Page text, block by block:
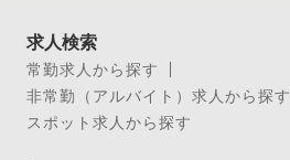
求人検索
常勤求人から探す
非常勤（アルバイト）求人から探す
スポット求人から探す